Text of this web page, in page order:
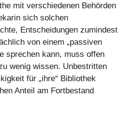
mit verschiedenen Behörden
sich solchen
Entscheidungen zumindest
von einem „passiven
sprechen kann, muss offen
wenig wissen. Unbestritten
für „ihre“ Bibliothek
Anteil am Fortbestand